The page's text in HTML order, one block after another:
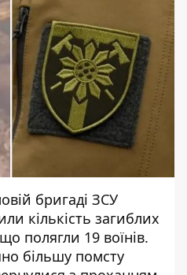
бригаді ЗСУ
кількість загиблих
полягли 19 воїнів.
більшу помсту